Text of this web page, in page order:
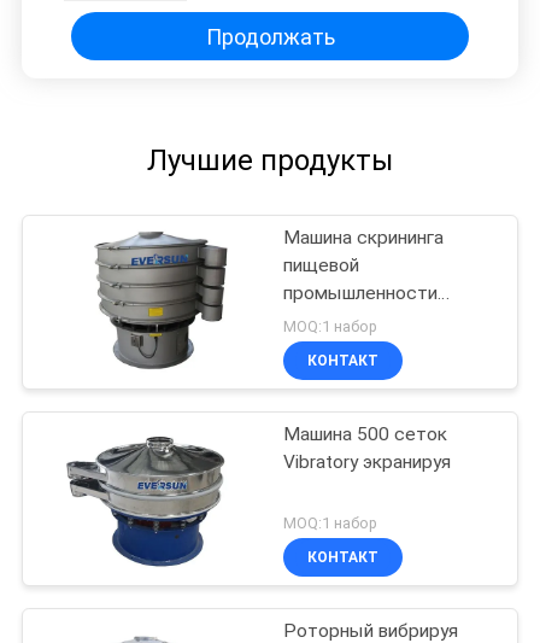
Продолжать
Лучшие продукты
Машина скрининга
пищевой
промышленности
Вибраторы
MOQ:1 набор
КОНТАКТ
Машина 500 сеток
Vibratory экранируя
MOQ:1 набор
КОНТАКТ
Роторный вибрируя